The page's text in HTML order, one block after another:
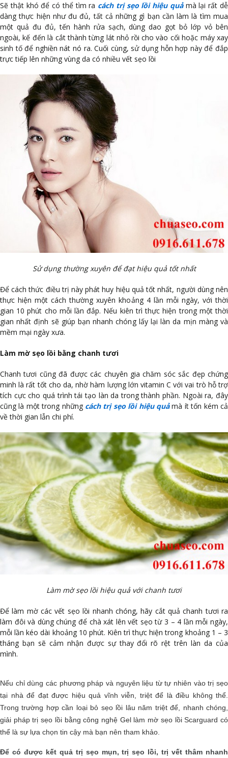
Sẽ thật khó để có thể tìm ra cách trị sẹo lồi hiệu quảmà lại rất dễ
dàng thực hiện như đu đủ, tất cả những gì bạn cần làm là tìm mua
một quả đu đủ, tến hành rửa sạch, dùng dao gọt bỏ lớp vỏ bên
ngoài, kế đến là cắt thành từng lát nhỏ rồi cho vào cối hoặc máy xay
sinh tố để nghiền nát nó ra. Cuối cùng, sử dụng hỗn hợp này để đắp
trực tiếp lên những vùng da có nhiều vết sẹo lồi
Sử dụng thường xuyên để đạt hiệu quả tốt nhất
Để cách thức điều trị này phát huy hiệu quả tốt nhất, người dùng nên
thực hiện một cách thường xuyên khoảng 4 lần mỗi ngày, với thời
gian 10 phút cho mỗi lần đắp. Nếu kiên trì thực hiện trong một thời
gian nhất định sẽ giúp bạn nhanh chóng lấy lại làn da mịn màng và
mềm mại ngày xưa.
Làm mờ sẹo lồi bằng chanh tươi
Chanh tươi cũng đã được các chuyên gia chăm sóc sắc đẹp chứng
minh là rất tốt cho da, nhờ hàm lượng lớn vitamin C với vai trò hỗ trợ
tích cực cho quá trình tái tạo làn da trong thành phần. Ngoài ra, đây
cũng là một trong những cách trị sẹo lồi hiệu quảmà ít tốn kém cả
về thời gian lẫn chi phí.
Làm mờ sẹo lồi hiệu quả với chanh tươi
Để làm mờ các vết sẹo lồi nhanh chóng, hãy cắt quả chanh tươi ra
làm đôi và dùng chúng để chà xát lên vết sẹo từ 3 – 4 lần mỗi ngày,
mỗi lần kéo dài khoảng 10 phút. Kiên trì thực hiện trong khoảng 1 – 3
tháng bạn sẽ cảm nhận được sự thay đổi rõ rệt trên làn da của
mình.
Nếu chỉ dùng các phương pháp và nguyên liệu từ tự nhiên vào trị sẹo
tại nhà để đạt được hiệu quả vĩnh viễn, triệt để là điều không thể.
Trong trường hợp cần loại bỏ sẹo lồi lâu năm triệt để, nhanh chóng,
giải pháp trị sẹo lồi bằng công nghệ Gel làm mờ sẹo lồi Scarguard có
thể là sự lựa chọn tin cậy mà bạn nên tham khảo.
Để có được kết quả trị sẹo mụn, trị sẹo lồi, trị vết thâm nhanh